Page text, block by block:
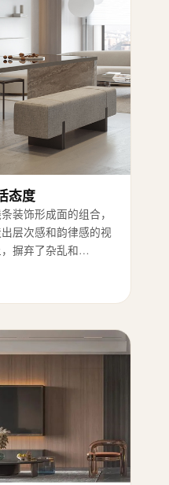
态度
装饰形成面的组合，
层次感和韵律感的视
摒弃了杂乱和…